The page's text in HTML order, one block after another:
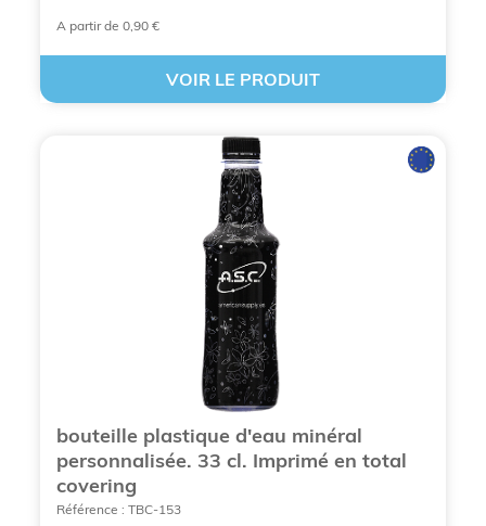
A partir de 0,90 €
VOIR LE PRODUIT
bouteille plastique d'eau minéral
personnalisée. 33 cl. Imprimé en total
covering
Référence : TBC-153